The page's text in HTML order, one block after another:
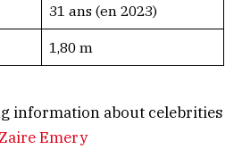
31 ans (en 2023)
1,80 m
information about celebrities
Emery